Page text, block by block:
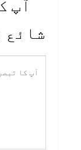
آپ
شائع